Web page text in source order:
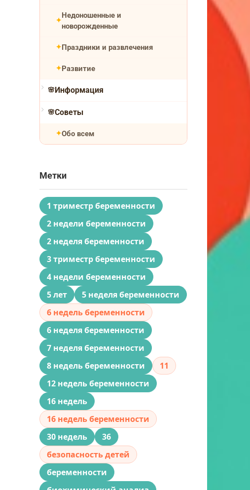
Недоношенные и
новорожденные
Праздники и развлечения
Развитие
Информация
Советы
Обо всем
Метки
1 триместр беременности
2 недели беременности
2 неделя беременности
3 триместр беременности
4 недели беременности
5 лет
5 неделя беременности
6 недель беременности
6 неделя беременности
7 неделя беременности
8 недель беременности
11
12 недель беременности
16 недель
16 недель беременности
30 недель
36
безопасность детей
беременности